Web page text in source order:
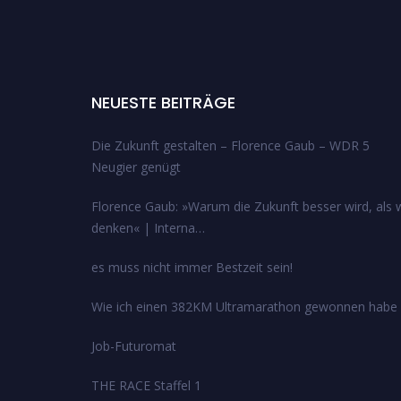
NEUESTE BEITRÄGE
Die Zukunft gestalten – Florence Gaub – WDR 5
Neugier genügt
Florence Gaub: »Warum die Zukunft besser wird, als
denken« | Interna…
es muss nicht immer Bestzeit sein!
Wie ich einen 382KM Ultramarathon gewonnen habe
Job-Futuromat
THE RACE Staffel 1